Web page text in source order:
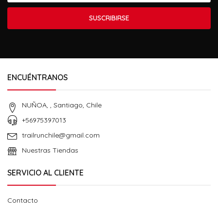
SUSCRIBIRSE
ENCUÉNTRANOS
NUÑOA, , Santiago, Chile
+56975397013
trailrunchile@gmail.com
Nuestras Tiendas
SERVICIO AL CLIENTE
Contacto